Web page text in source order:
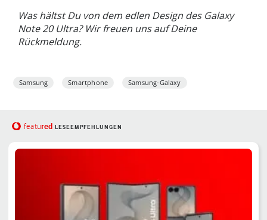
Was hältst Du von dem edlen Design des Galaxy
Note 20 Ultra? Wir freuen uns auf Deine
Rückmeldung.
Samsung Smartphone Samsung-Galaxy
featured LESEEMPFEHLUNGEN